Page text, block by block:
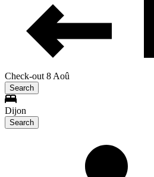
Check-out 8 Aoû
Search
Dijon
Search